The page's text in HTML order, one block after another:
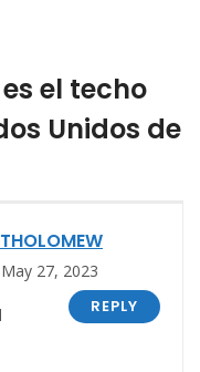
el techo
Unidos de
27, 2023
REPLY